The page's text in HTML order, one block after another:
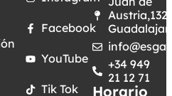
Facebook
YouTube
Tik Tok
Austria,132.
+34 949
21 12 71
Horario